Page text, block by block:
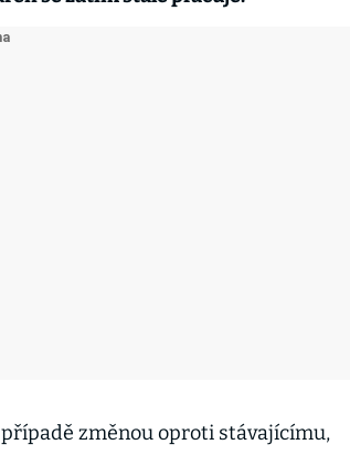
změnou oproti stávajícímu,